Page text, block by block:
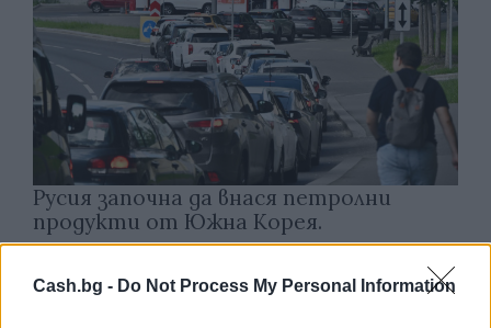
Cash.bg - Do Not Process My Personal Information
Русия започна да внася петролни
продукти от Южна Корея.